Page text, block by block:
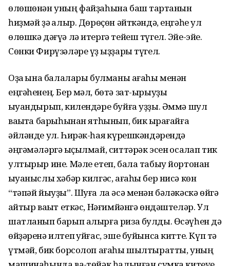
өлөшөнән уның файҙаһына баш тартҡанын
һиҙмәй ҙә ҡалыр. Дөрөҫөн әйткәндә, еңгәһе ул
өлөшкә дәғүә лә итергә тейеш түгел. Эйе-эйе.
Сөнки Фирүзәләре үҙ ҡыҙҙары түгел.
Оҙаҡ ҡына балалары булманы ағаһы менән
еңгәһенең. Бер мәл, бөтә зат-ырыуҙы
ҡыуандырып, килендәре буйға уҙҙы. Әммә шул
ваҡытҡа барыһынан ятһынып, бик ҡырағайға
әйләнде ул. Һирәк-һаяҡ күрешкәндәрендә
әңгәмәләргә ҡыҫылмай, ситтәрәк эсен ҡосаҡлап тик
ултырыр ине. Мәле етеп, бала табыу йортонан
ҡыуаныслы хәбәр килгәс, ағаһы бер нисә көн
“тәпәй йыуҙы”. Шуға ла әсә менән бәләкәскә өйгә
ҡайтыр ваҡыт еткәс, Нәғимйәнгә өндәштеләр. Ул
шатланып барып алырға риза булды. Өсәүһен дә
өйҙәренә илтеп ҡуйғас, эше буйынса китте. Күп тә
үтмәй, бик борсолоп ағаһы шылтыратты, уның